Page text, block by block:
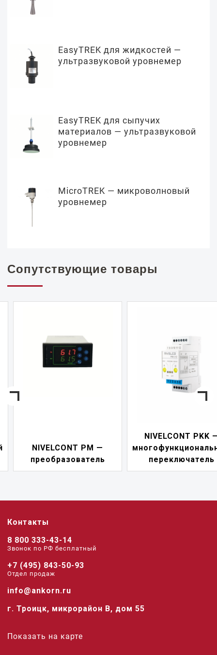
EasyTREK для жидкостей —
ультразвуковой уровнемер
EasyTREK для сыпучих
материалов — ультразвуковой
уровнемер
MicroTREK — микроволновый
уровнемер
Сопутствующие товары
NIVELCONT PM —
преобразователь
NIVELCONT PKK —
переключатель
Контакты
8 800 333-43-14
Звонок по РФ беcплатный
+7 (495) 843-50-93
Отдел продаж
info@ankorn.ru
г. Троицк, микрорайон В, дом 55
Показать на карте